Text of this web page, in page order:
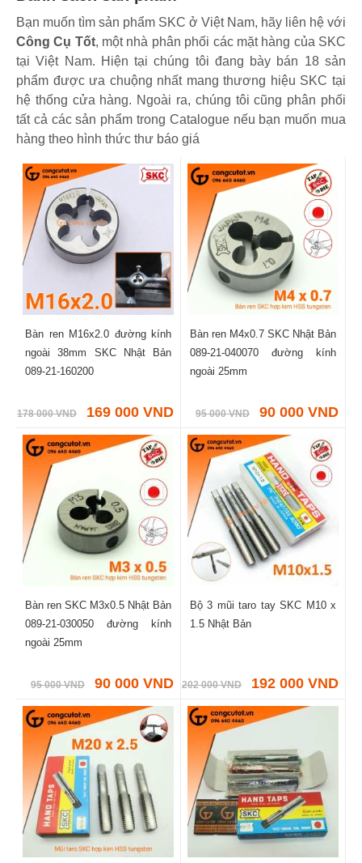
Bạn muốn tìm sản phẩm SKC ở Việt Nam, hãy liên hệ với
Công Cụ Tốt, một nhà phân phối các mặt hàng của SKC
tại Việt Nam. Hiện tại chúng tôi đang bày bán 18 sản
phẩm được ưa chuộng nhất mang thương hiệu SKC tại
hệ thống cửa hàng. Ngoài ra, chúng tôi cũng phân phối
tất cả các sản phẩm trong Catalogue nếu bạn muốn mua
hàng theo hình thức thư báo giá
Bàn ren M16x2.0 đường kính
ngoài 38mm SKC Nhật Bản
089-21-160200
178 000 VND 169 000 VND
Bàn ren M4x0.7 SKC Nhật Bản
089-21-040070 đường kính
ngoài 25mm
95 000 VND 90 000 VND
Bàn ren SKC M3x0.5 Nhật Bản
089-21-030050 đường kính
ngoài 25mm
95 000 VND 90 000 VND
Bộ 3 mũi taro tay SKC M10 x
1.5 Nhật Bản
202 000 VND 192 000 VND